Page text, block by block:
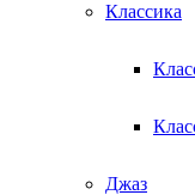
Классика
Джаз